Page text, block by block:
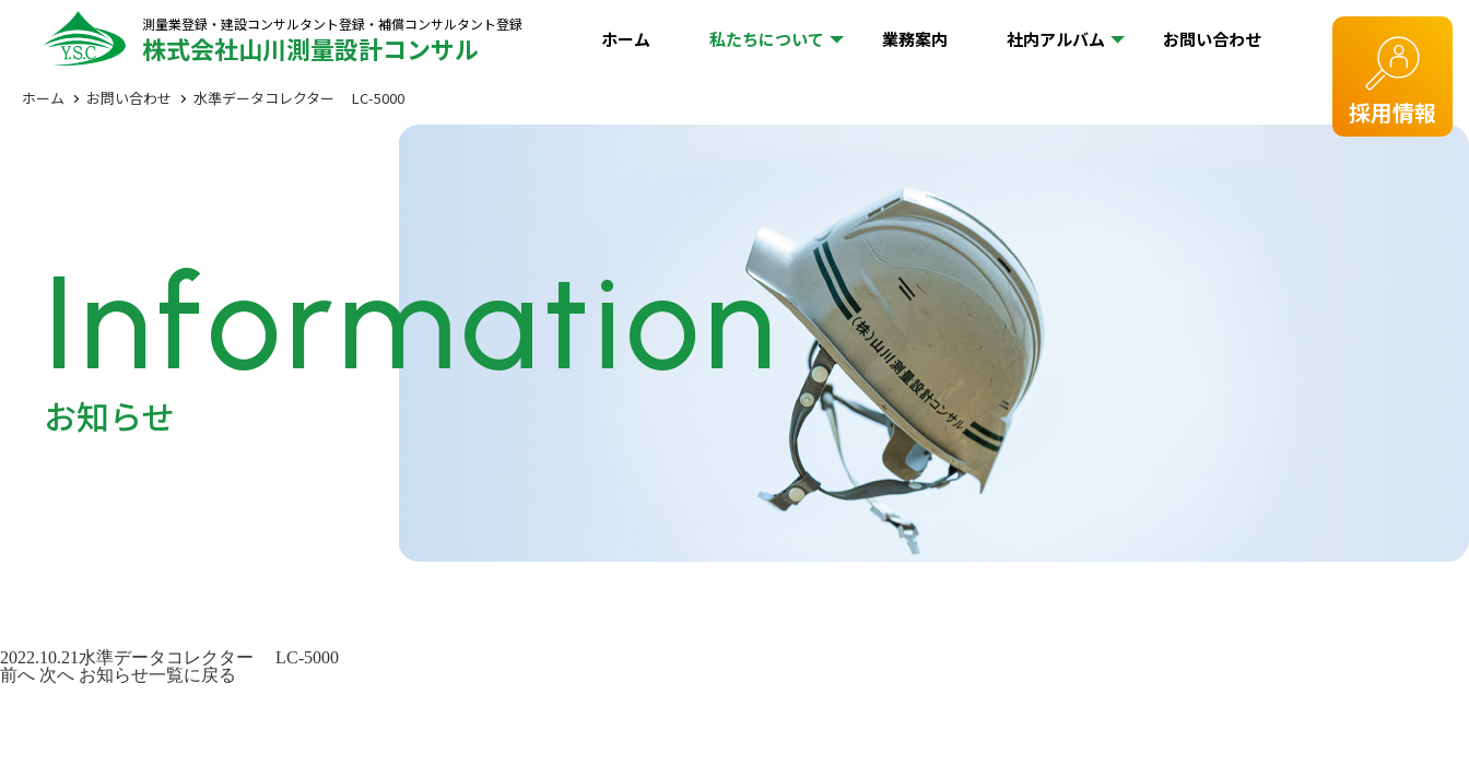
測量業登録・建設コンサルタント登録・補償コンサルタント登録
株式会社山川測量設計コンサル ホーム 私たちについて 業務案内 社内アルバム お問い合わせ
採用情報
ホーム お問い合わせ 水準データコレクター LC-5000
Information
お知らせ
2022.10.21 水準データコレクター LC-5000
前へ 次へ お知らせ一覧に戻る